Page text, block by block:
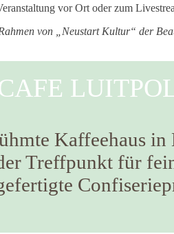
vor Ort oder zum
von „Neustart Kultur“ der
Kaffeehaus in
Treffpunkt für